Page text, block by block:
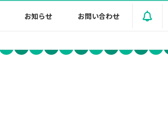
お知らせ お問い合わせ